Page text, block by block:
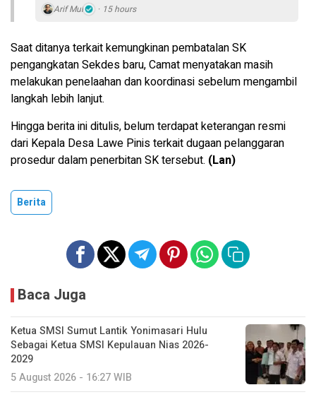
Arif Mul 15 hours
Saat ditanya terkait kemungkinan pembatalan SK
pengangkatan Sekdes baru, Camat menyatakan masih
melakukan penelaahan dan koordinasi sebelum mengambil
langkah lebih lanjut.
Hingga berita ini ditulis, belum terdapat keterangan resmi
dari Kepala Desa Lawe Pinis terkait dugaan pelanggaran
prosedur dalam penerbitan SK tersebut. (Lan)
Berita
Baca Juga
Ketua SMSI Sumut Lantik Yonimasari Hulu
Sebagai Ketua SMSI Kepulauan Nias 2026-
2029
5 August 2026 - 16:27 WIB